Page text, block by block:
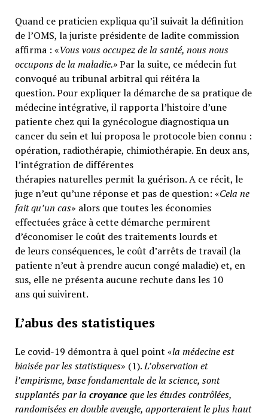
Quand ce praticien expliqua qu’il suivait la définition
de l’OMS, la juriste présidente de ladite commission
affirma : «Vous vous occupez de la santé, nous nous
occupons de la maladie.»Par la suite, ce médecin fut
convoqué au tribunal arbitral qui réitéra la
question. Pour expliquer la démarche de sa pratique de
médecine intégrative, il rapporta l’histoire d’une
patiente chez qui la gynécologue diagnostiqua un
cancer du sein et lui proposa le protocole bien connu :
opération, radiothérapie, chimiothérapie. En deux ans,
l’intégration de différentes
thérapies naturelles permit la guérison. A ce récit, le
juge n’eut qu’une réponse et pas de question: «Cela ne
fait qu’un cas» alors que toutes les économies
effectuées grâce à cette démarche permirent
d’économiser le coût des traitements lourds et
de leurs conséquences, le coût d’arrêts de travail (la
patiente n’eut à prendre aucun congé maladie) et, en
sus, elle ne présenta aucune rechute dans les 10
ans qui suivirent.
L’abus des statistiques
Le covid-19 démontra à quel point «la médecine est
biaisée par les statistiques» (1).L’observation et
l’empirisme, base fondamentale de la science, sont
supplantés par la croyanceque les études contrôlées,
randomisées en double aveugle, apporteraient le plus haut